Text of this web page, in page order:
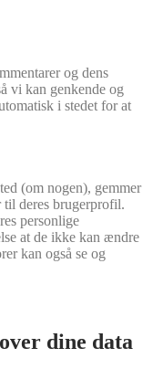
og dens
vi kan genkende og
i stedet for at
(om nogen), gemmer
deres brugerprofil.
personlige
at de ikke kan ændre
kan også se og
dine data